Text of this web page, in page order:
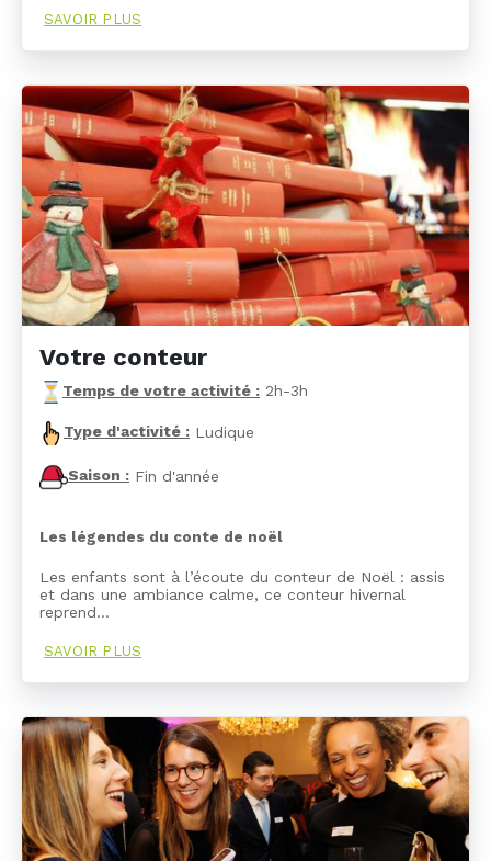
SAVOIR PLUS
Votre conteur
Temps de votre activité : 2h-3h
Type d'activité : Ludique
Saison : Fin d'année
Les légendes du conte de noël
Les enfants sont à l’écoute du conteur de Noël : assis
et dans une ambiance calme, ce conteur hivernal
reprend…
SAVOIR PLUS